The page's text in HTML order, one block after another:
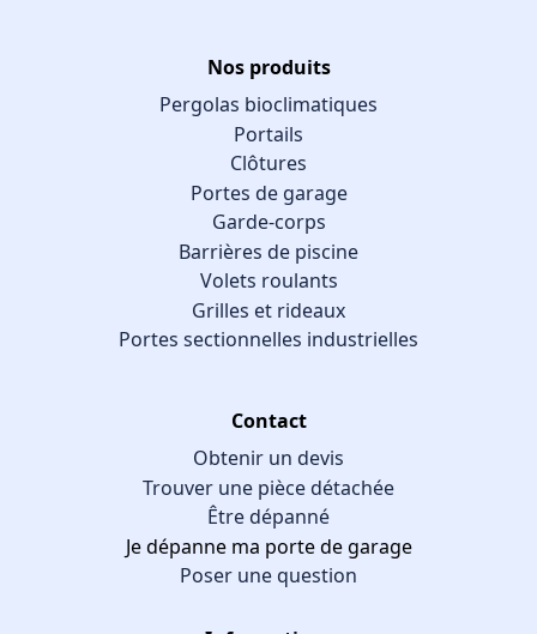
Nos produits
Pergolas bioclimatiques
Portails
Clôtures
Portes de garage
Garde-corps
Barrières de piscine
Volets roulants
Grilles et rideaux
Portes sectionnelles industrielles
Contact
Obtenir un devis
Trouver une pièce détachée
Être dépanné
Je dépanne ma porte de garage
Poser une question